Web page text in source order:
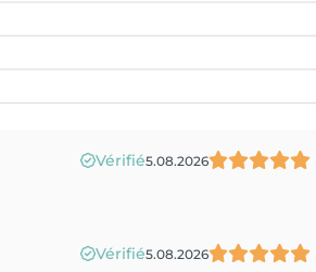
Vérifié5.08.2026
Vérifié5.08.2026